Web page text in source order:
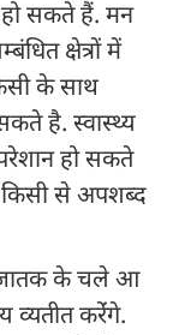
हो सकते हैं. मन
क्षेत्रों में
के साथ
है. स्वास्थ्य
हो सकते
किसी से अपशब्द
जातक के चले आ
व्यतीत करेंंगे.